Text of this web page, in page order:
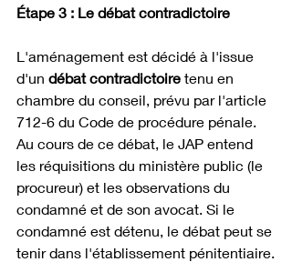
Étape 3 : Le débat contradictoire
L'aménagement est décidé à l'issue
d'un débat contradictoire tenu en
chambre du conseil, prévu par l'article
712-6 du Code de procédure pénale.
Au cours de ce débat, le JAP entend
les réquisitions du ministère public (le
procureur) et les observations du
condamné et de son avocat. Si le
condamné est détenu, le débat peut se
tenir dans l'établissement pénitentiaire.